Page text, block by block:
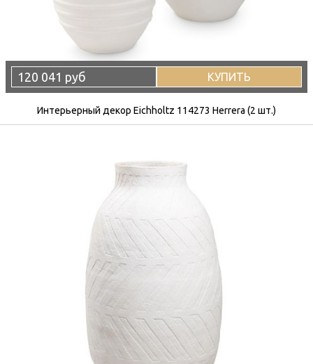
120 041 руб КУПИТЬ
Интерьерный декор Eichholtz 114273 Herrera (2 шт.)